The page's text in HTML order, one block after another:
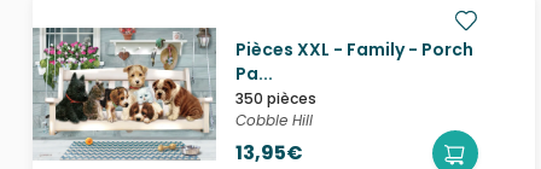
Pièces XXL - Family - Porch
Pa...
350 pièces
Cobble Hill
13,95€